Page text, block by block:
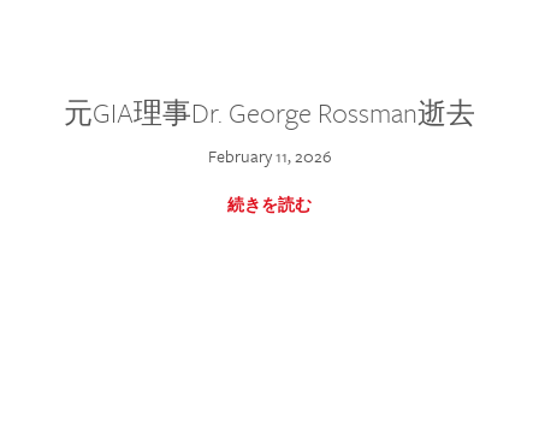
元GIA理事Dr. George Rossman逝去
February 11, 2026
続きを読む